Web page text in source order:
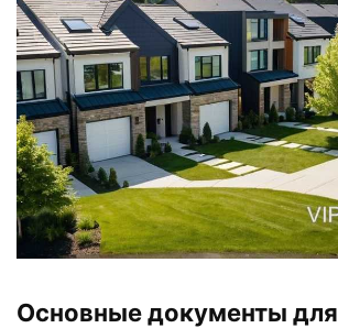
Основные документы для